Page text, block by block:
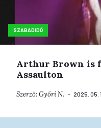
SZABADIDŐ
Arthur Brown is
Assaulton
Szerző:Győri N. 2025. 05.